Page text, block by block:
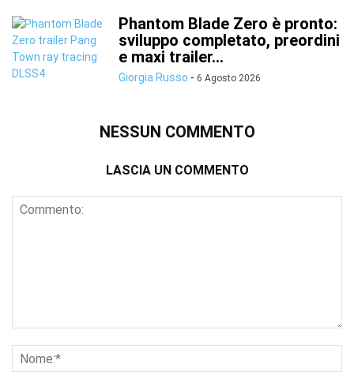
Phantom Blade Zero è pronto:
sviluppo completato, preordini
e maxi trailer...
Giorgia Russo - 6 Agosto 2026
NESSUN COMMENTO
LASCIA UN COMMENTO